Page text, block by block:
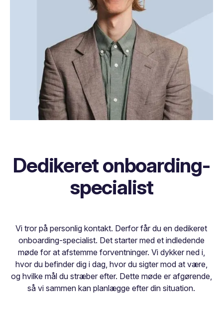
Dedikeret onboarding-
specialist
Vi tror på personlig kontakt. Derfor får du en dedikeret
onboarding-specialist. Det starter med et indledende
møde for at afstemme forventninger. Vi dykker ned i,
hvor du befinder dig i dag, hvor du sigter mod at være,
og hvilke mål du stræber efter. Dette møde er afgørende,
så vi sammen kan planlægge efter din situation.